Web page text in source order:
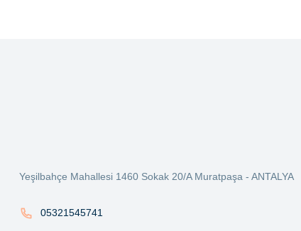
Bu ürüne benzer farklı alternatifler olmalı.
Yeşilbahçe Mahallesi 1460 Sokak 20/A Muratpaşa - ANTALYA
05321545741